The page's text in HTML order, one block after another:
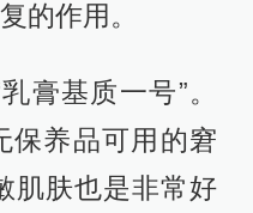
的作用。
膏基质一号”。
保养品可用的窘
肌肤也是非常好